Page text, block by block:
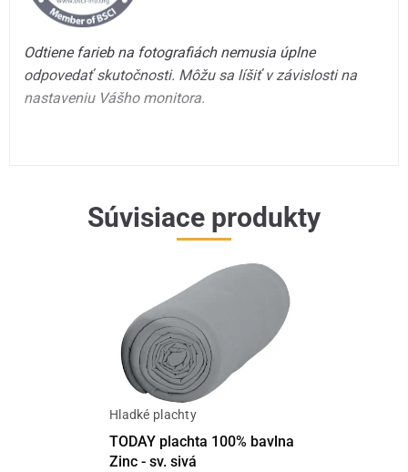
Odtiene farieb na fotografiách nemusia úplne
odpovedať skutočnosti. Môžu sa líšiť v závislosti na
nastaveniu Vášho monitora.
Súvisiace produkty
Hladké plachty
TODAY plachta 100% bavlna
Zinc - sv. sivá